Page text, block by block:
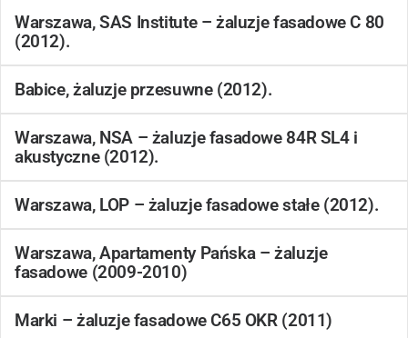
Warszawa, SAS Institute – żaluzje fasadowe C 80
(2012).
Babice, żaluzje przesuwne (2012).
Warszawa, NSA – żaluzje fasadowe 84R SL4 i
akustyczne (2012).
Warszawa, LOP – żaluzje fasadowe stałe (2012).
Warszawa, Apartamenty Pańska – żaluzje
fasadowe (2009-2010)
Marki – żaluzje fasadowe C65 OKR (2011)